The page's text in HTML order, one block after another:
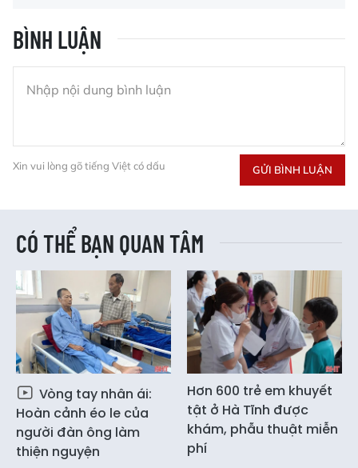
BÌNH LUẬN
Xin vui lòng gõ tiếng Việt có dấu GỬI BÌNH LUẬN
CÓ THỂ BẠN QUAN TÂM
Vòng tay nhân ái:
Hoàn cảnh éo le của
người đàn ông làm
thiện nguyện
Hơn 600 trẻ em khuyết
tật ở Hà Tĩnh được
khám, phẫu thuật miễn
phí